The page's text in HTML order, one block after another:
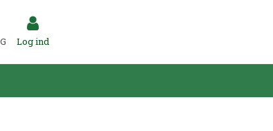
Log ind